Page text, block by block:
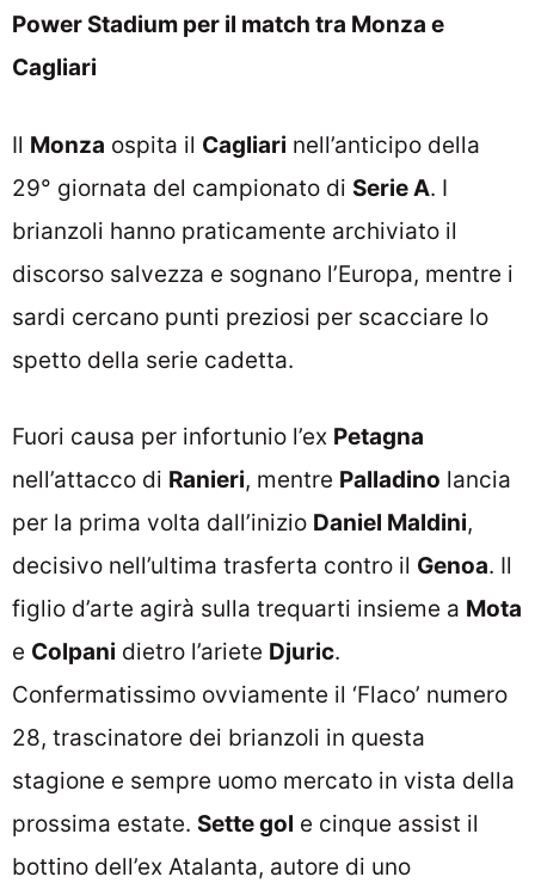
Power Stadium per il match tra Monza e
Cagliari
Il Monza ospita il Cagliari nell’anticipo della
29° giornata del campionato di Serie A. I
brianzoli hanno praticamente archiviato il
discorso salvezza e sognano l’Europa, mentre i
sardi cercano punti preziosi per scacciare lo
spetto della serie cadetta.
Fuori causa per infortunio l’ex Petagna
nell’attacco di Ranieri, mentre Palladino lancia
per la prima volta dall’inizio Daniel Maldini,
decisivo nell’ultima trasferta contro il Genoa. Il
figlio d’arte agirà sulla trequarti insieme a Mota
e Colpani dietro l’ariete Djuric.
Confermatissimo ovviamente il ‘Flaco’ numero
28, trascinatore dei brianzoli in questa
stagione e sempre uomo mercato in vista della
prossima estate. Sette gol e cinque assist il
bottino dell’ex Atalanta, autore di uno